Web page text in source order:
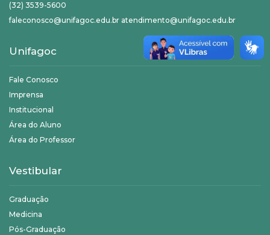
(32) 3539-5600
faleconosco@unifagoc.edu.br atendimento@unifagoc.edu.br
Unifagoc
Fale Conosco
Imprensa
Institucional
Área do Aluno
Área do Professor
Vestibular
Graduação
Medicina
Pós-Graduação